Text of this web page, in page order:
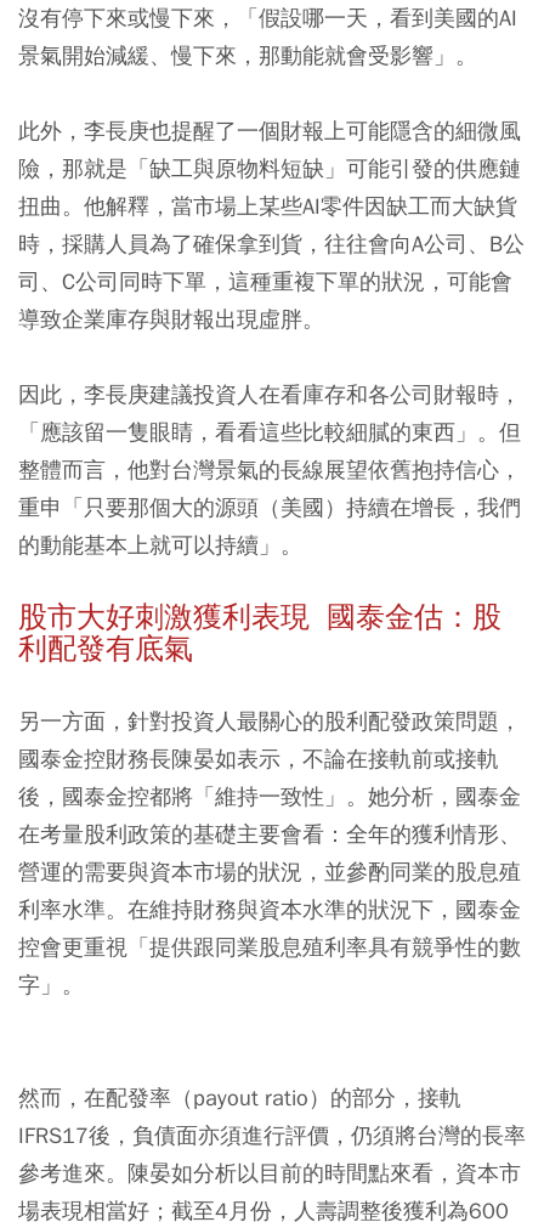
沒有停下來或慢下來，「假設哪一天，看到美國的AI
景氣開始減緩、慢下來，那動能就會受影響」。
此外，李長庚也提醒了一個財報上可能隱含的細微風
險，那就是「缺工與原物料短缺」可能引發的供應鏈
扭曲。他解釋，當市場上某些AI零件因缺工而大缺貨
時，採購人員為了確保拿到貨，往往會向A公司、B公
司、C公司同時下單，這種重複下單的狀況，可能會
導致企業庫存與財報出現虛胖。
因此，李長庚建議投資人在看庫存和各公司財報時，
「應該留一隻眼睛，看看這些比較細膩的東西」。但
整體而言，他對台灣景氣的長線展望依舊抱持信心，
重申「只要那個大的源頭（美國）持續在增長，我們
的動能基本上就可以持續」。
股市大好刺激獲利表現 國泰金估：股
利配發有底氣
另一方面，針對投資人最關心的股利配發政策問題，
國泰金控財務長陳晏如表示，不論在接軌前或接軌
後，國泰金控都將「維持一致性」。她分析，國泰金
在考量股利政策的基礎主要會看：全年的獲利情形、
營運的需要與資本市場的狀況，並參酌同業的股息殖
利率水準。在維持財務與資本水準的狀況下，國泰金
控會更重視「提供跟同業股息殖利率具有競爭性的數
字」。
然而，在配發率（payout ratio）的部分，接軌
IFRS17後，負債面亦須進行評價，仍須將台灣的長率
參考進來。陳晏如分析以目前的時間點來看，資本市
場表現相當好；截至4月份，人壽調整後獲利為600